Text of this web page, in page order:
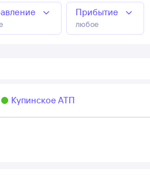
Прибытие
любое
Купинское АТП